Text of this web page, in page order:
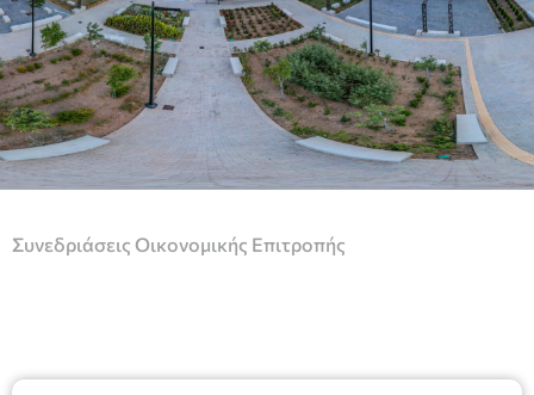
Συνεδριάσεις Οικονομικής Επιτροπής